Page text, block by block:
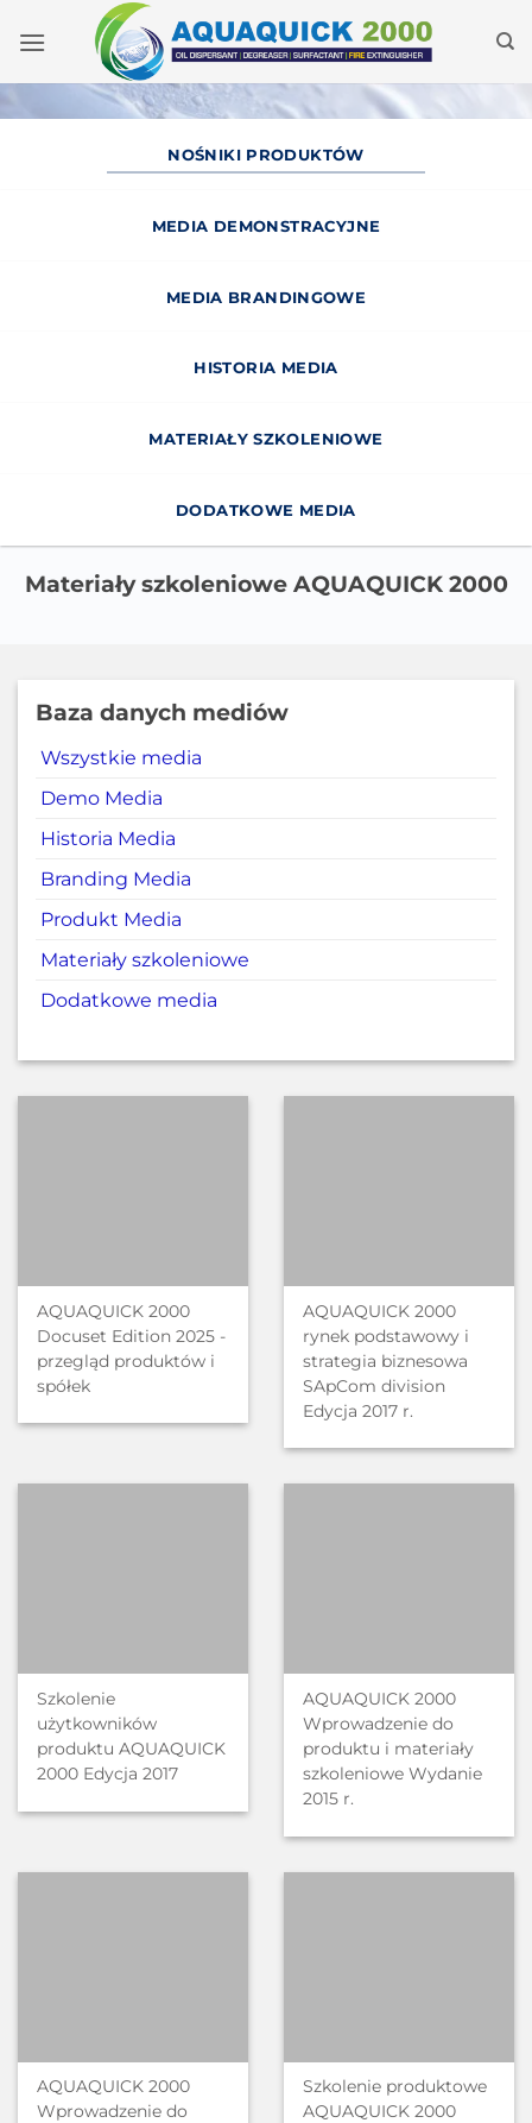
do
NOŚNIKI PRODUKTÓW
MEDIA DEMONSTRACYJNE
MEDIA BRANDINGOWE
HISTORIA MEDIA
MATERIAŁY SZKOLENIOWE
DODATKOWE MEDIA
Materiały szkoleniowe AQUAQUICK 2000
Baza danych mediów
Wszystkie media
Demo Media
Historia Media
Branding Media
Produkt Media
Materiały szkoleniowe
Dodatkowe media
AQUAQUICK 2000
Docuset Edition 2025 -
przegląd produktów i
spółek
AQUAQUICK 2000
rynek podstawowy i
strategia biznesowa
SApCom division
Edycja 2017 r.
Szkolenie
użytkowników
produktu AQUAQUICK
2000 Edycja 2017
AQUAQUICK 2000
Wprowadzenie do
produktu i materiały
szkoleniowe Wydanie
2015 r.
AQUAQUICK 2000
Wprowadzenie do
Szkolenie produktowe
AQUAQUICK 2000